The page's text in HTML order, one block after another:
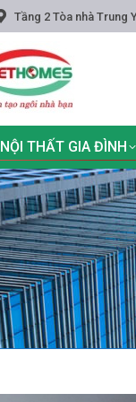
Tầng 2 Tòa nhà Trung
NỘI THẤT GIA ĐÌNH